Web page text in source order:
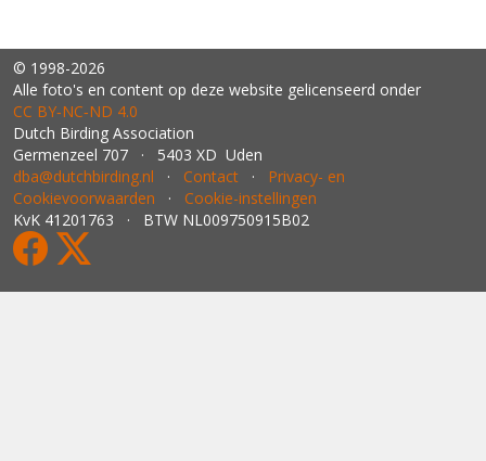
© 1998-2026
Alle foto's en content op deze website gelicenseerd onder
CC BY‑NC‑ND 4.0
Dutch Birding Association
Germenzeel 707 · 5403 XD Uden
dba@dutchbirding.nl · Contact · Privacy- en
Cookievoorwaarden · Cookie-instellingen
KvK 41201763 · BTW NL009750915B02